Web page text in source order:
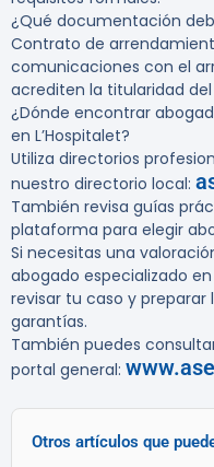
¿Qué documentación
Contrato de
comunicaciones con el
acrediten la titularidad
¿Dónde encontrar
en L’Hospitalet?
Utiliza directorios
nuestro directorio local:
También revisa guías
plataforma para elegir
Si necesitas una
abogado especializado
revisar tu caso y
garantías.
También puedes
portal general:
Otros artículos que